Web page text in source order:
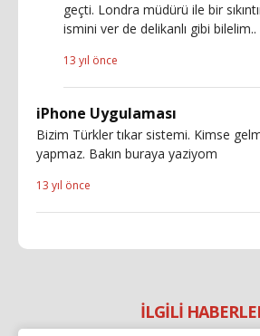
geçti. Londra müdürü ile bir
ismini ver de delikanlı gibi bilelim..
13 yıl önce
iPhone Uygulaması
Bizim Türkler tıkar sistemi. Kimse
yapmaz. Bakın buraya yaziyom
13 yıl önce
İLGİLİ